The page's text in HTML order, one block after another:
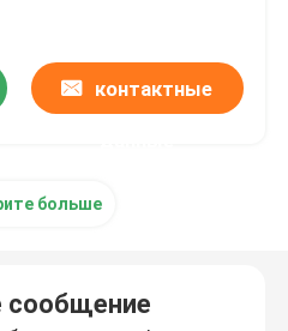
контактные
больше
сообщение